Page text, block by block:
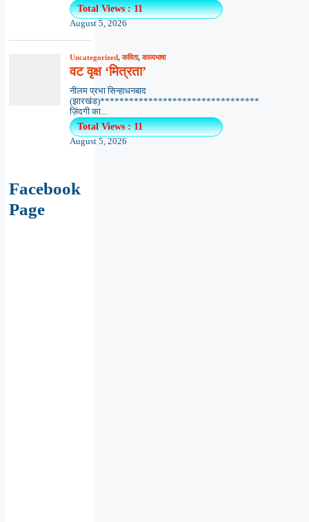
Total Views : 11
August 5, 2026
Uncategorized,कविता,काव्यभाषा
वट वृक्ष ‘मित्रता’
नीलम प्रभा सिन्हाधनबाद
(झारखंड)*********************************
ज़िंदगी का...
Total Views : 11
August 5, 2026
Facebook
Page